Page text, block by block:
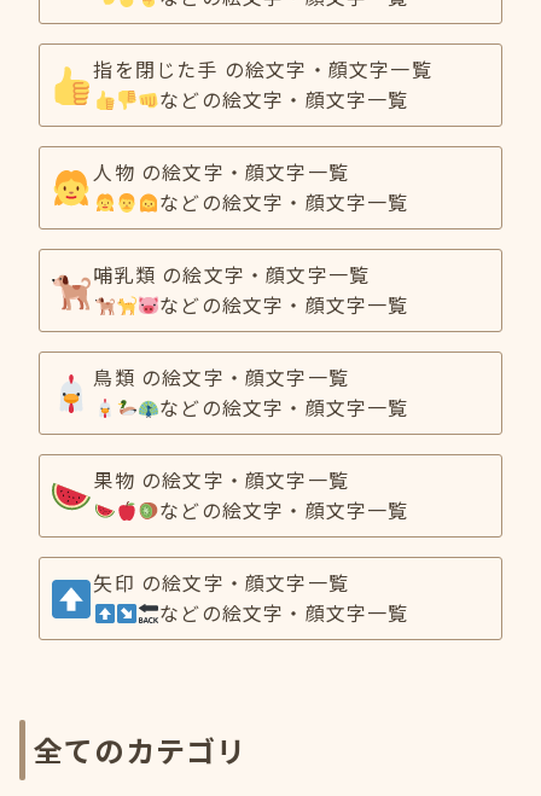
指を閉じた手 の絵文字・顔文字一覧
などの絵文字・顔文字一覧
人物 の絵文字・顔文字一覧
などの絵文字・顔文字一覧
哺乳類 の絵文字・顔文字一覧
などの絵文字・顔文字一覧
鳥類 の絵文字・顔文字一覧
などの絵文字・顔文字一覧
果物 の絵文字・顔文字一覧
などの絵文字・顔文字一覧
矢印 の絵文字・顔文字一覧
などの絵文字・顔文字一覧
全てのカテゴリ